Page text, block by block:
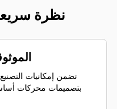
نظرة
تضمن إمكانيات
بتصميمات محركات